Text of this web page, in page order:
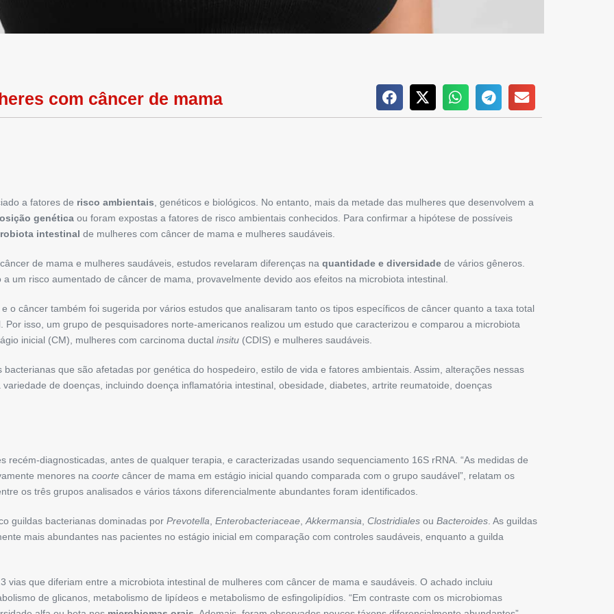
com câncer de mama
a fatores de risco ambientais, genéticos e biológicos. No entanto, mais da metade das mulheres que desenvolvem a
genéticaou foram expostas a fatores de risco ambientais conhecidos. Para confirmar a hipótese de possíveis
intestinal de mulheres com câncer de mama e mulheres saudáveis.
de mama e mulheres saudáveis, estudos ​​revelaram diferenças na quantidade e diversidadede vários gêneros.
um risco aumentado de câncer de mama, provavelmente devido aos efeitos na microbiota intestinal.
o câncer também foi sugerida por vários estudos que analisaram tanto os tipos específicos de câncer quanto a taxa total
isso, um grupo de pesquisadores norte-americanos realizou um estudo que caracterizou e comparou a microbiota
inicial (CM), mulheres com carcinoma ductal insitu(CDIS) e mulheres saudáveis.
que são afetadas por genética do hospedeiro, estilo de vida e fatores ambientais. Assim, alterações nessas
de doenças, incluindo doença inflamatória intestinal, obesidade, diabetes, artrite reumatoide, doenças
recém-diagnosticadas, antes de qualquer terapia, e caracterizadas usando sequenciamento 16S rRNA. “As medidas de
menores na coortecâncer de mama em estágio inicial quando comparada com o grupo saudável”, relatam os
os três grupos analisados e vários táxons diferencialmente abundantes foram identificados.
guildas bacterianas dominadas por Prevotella, Enterobacteriaceae,Akkermansia, Clostridialesou Bacteroides. As guildas
mais abundantes nas pacientes no estágio inicial em comparação com controles saudáveis, enquanto a guilda
vias que diferiam entre a microbiota intestinal de mulheres com câncer de mama e saudáveis. O achado incluiu
de glicanos, metabolismo de lipídeos e metabolismo de esfingolipídios. “Em contraste com os microbiomas